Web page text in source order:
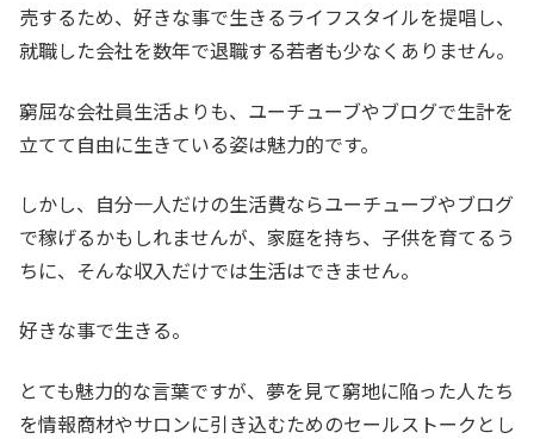
売するため、好きな事で生きるライフスタイルを提唱し、
就職した会社を数年で退職する若者も少なくありません。
窮屈な会社員生活よりも、ユーチューブやブログで生計を
立てて自由に生きている姿は魅力的です。
しかし、自分一人だけの生活費ならユーチューブやブログ
で稼げるかもしれませんが、家庭を持ち、子供を育てるう
ちに、そんな収入だけでは生活はできません。
好きな事で生きる。
とても魅力的な言葉ですが、夢を見て窮地に陥った人たち
を情報商材やサロンに引き込むためのセールストークとし